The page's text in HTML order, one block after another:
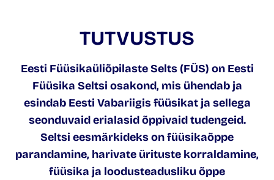
TUTVUSTUS
Eesti Füüsikaüliõpilaste Selts (FÜS) on Eesti
Füüsika Seltsi osakond, mis ühendab ja
esindab Eesti Vabariigis füüsikat ja sellega
seonduvaid erialasid õppivaid tudengeid.
Seltsi eesmärkideks on füüsikaõppe
parandamine, harivate ürituste korraldamine,
füüsika ja loodusteadusliku õppe